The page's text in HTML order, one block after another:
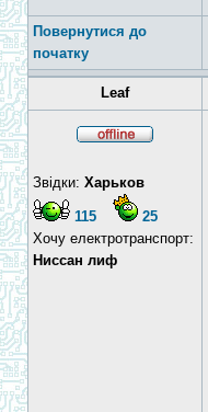
Повернутися до
початку
Leaf
Звідки: Харьков
115
25
Хочу електротранспорт:
Ниссан лиф